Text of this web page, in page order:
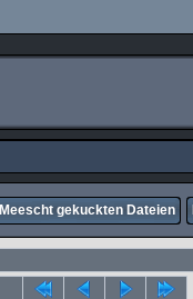
Meescht gekuckten Dateien